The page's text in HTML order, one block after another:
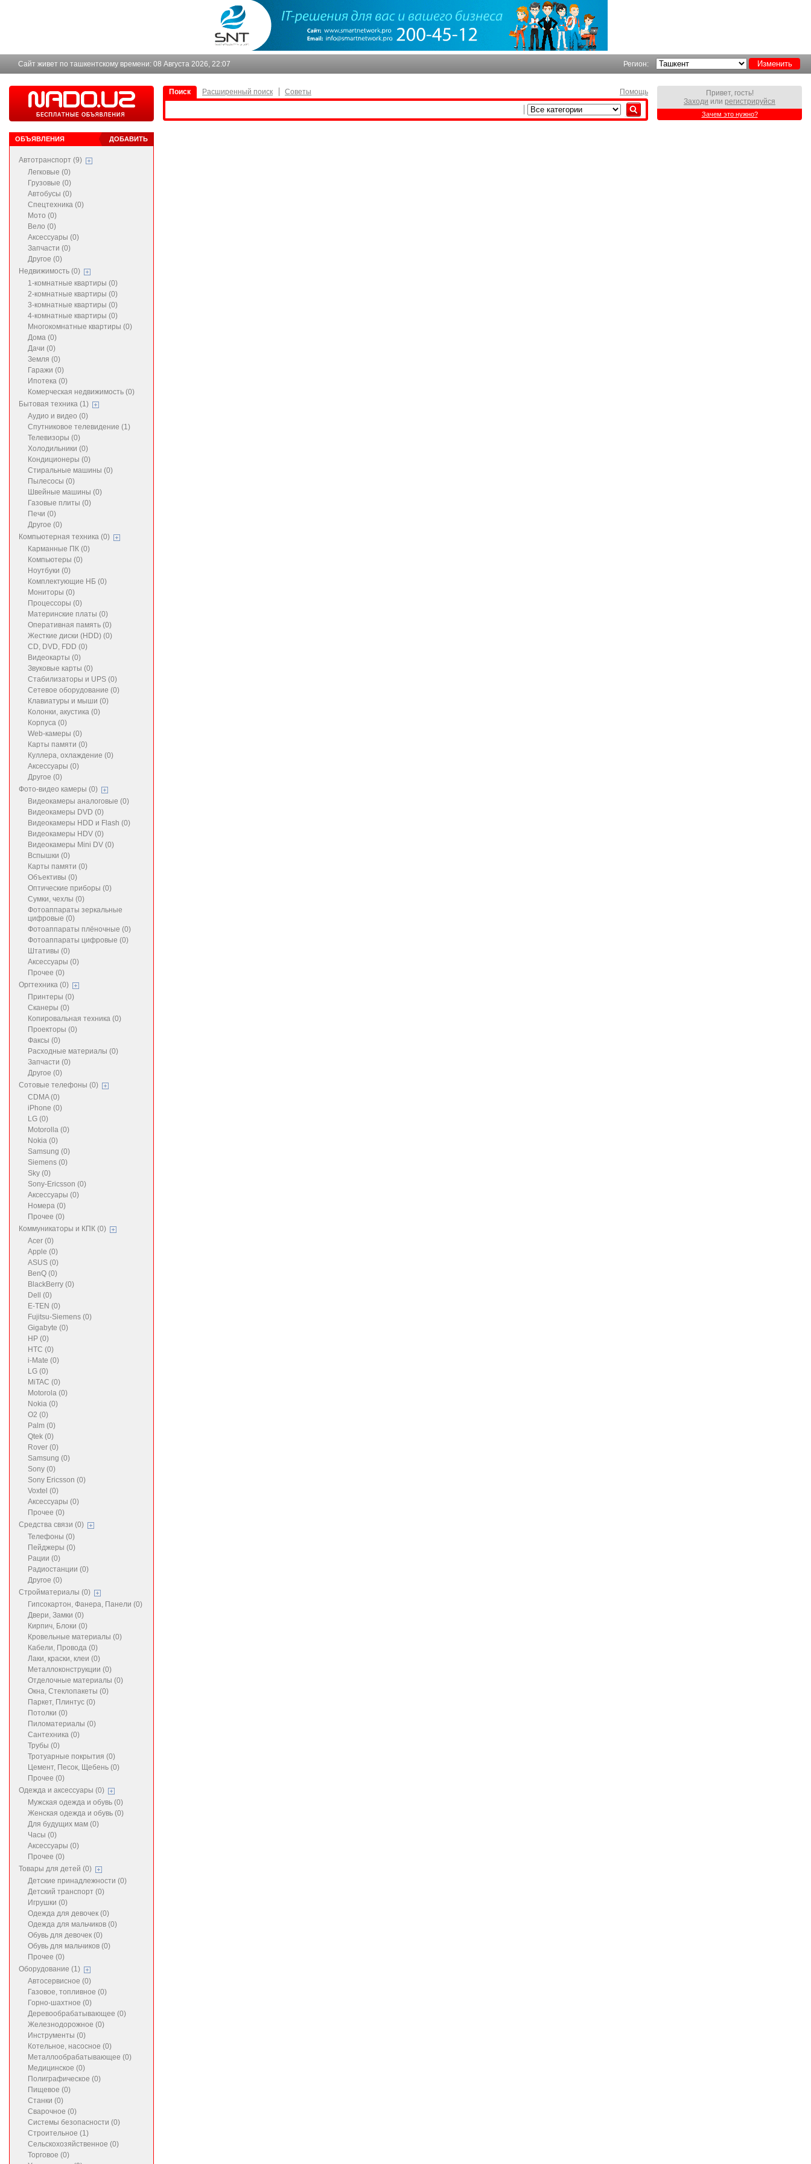
Сайт живет по ташкентскому времени: 08 Августа 2026, 22:07 Регион:
ДОБАВИТЬ
ОБЪЯВЛЕНИЯ
Автотранспорт (9)
Легковые (0)
Грузовые (0)
Автобусы (0)
Спецтехника (0)
Мото (0)
Вело (0)
Аксессуары (0)
Запчасти (0)
Другое (0)
Недвижимость (0)
1-комнатные квартиры (0)
2-комнатные квартиры (0)
3-комнатные квартиры (0)
4-комнатные квартиры (0)
Многокомнатные квартиры (0)
Дома (0)
Дачи (0)
Земля (0)
Гаражи (0)
Ипотека (0)
Комерческая недвижимость (0)
Бытовая техника (1)
Аудио и видео (0)
Спутниковое телевидение (1)
Телевизоры (0)
Холодильники (0)
Кондиционеры (0)
Стиральные машины (0)
Пылесосы (0)
Швейные машины (0)
Газовые плиты (0)
Печи (0)
Другое (0)
Компьютерная техника (0)
Карманные ПК (0)
Компьютеры (0)
Ноутбуки (0)
Комплектующие НБ (0)
Мониторы (0)
Процессоры (0)
Материнские платы (0)
Оперативная память (0)
Жесткие диски (HDD) (0)
CD, DVD, FDD (0)
Видеокарты (0)
Звуковые карты (0)
Стабилизаторы и UPS (0)
Сетевое оборудование (0)
Клавиатуры и мыши (0)
Колонки, акустика (0)
Корпуса (0)
Web-камеры (0)
Карты памяти (0)
Куллера, охлаждение (0)
Аксессуары (0)
Другое (0)
Фото-видео камеры (0)
Видеокамеры аналоговые (0)
Видеокамеры DVD (0)
Видеокамеры HDD и Flash (0)
Видеокамеры HDV (0)
Видеокамеры Mini DV (0)
Вспышки (0)
Карты памяти (0)
Объективы (0)
Оптические приборы (0)
Сумки, чехлы (0)
Фотоаппараты зеркальные
цифровые (0)
Фотоаппараты плёночные (0)
Фотоаппараты цифровые (0)
Штативы (0)
Аксессуары (0)
Прочее (0)
Оргтехника (0)
Принтеры (0)
Сканеры (0)
Копировальная техника (0)
Проекторы (0)
Факсы (0)
Расходные материалы (0)
Запчасти (0)
Другое (0)
Сотовые телефоны (0)
CDMA (0)
iPhone (0)
LG (0)
Motorolla (0)
Nokia (0)
Samsung (0)
Siemens (0)
Sky (0)
Sony-Ericsson (0)
Аксессуары (0)
Номера (0)
Прочее (0)
Коммуникаторы и КПК (0)
Acer (0)
Apple (0)
ASUS (0)
BenQ (0)
BlackBerry (0)
Dell (0)
E-TEN (0)
Fujitsu-Siemens (0)
Gigabyte (0)
HP (0)
HTC (0)
i-Mate (0)
LG (0)
MiTAC (0)
Motorola (0)
Nokia (0)
O2 (0)
Palm (0)
Qtek (0)
Rover (0)
Samsung (0)
Sony (0)
Sony Ericsson (0)
Voxtel (0)
Аксессуары (0)
Прочее (0)
Средства связи (0)
Телефоны (0)
Пейджеры (0)
Рации (0)
Радиостанции (0)
Другое (0)
Стройматериалы (0)
Гипсокартон, Фанера, Панели (0)
Двери, Замки (0)
Кирпич, Блоки (0)
Кровельные материалы (0)
Кабели, Провода (0)
Лаки, краски, клеи (0)
Металлоконструкции (0)
Отделочные материалы (0)
Окна, Стеклопакеты (0)
Паркет, Плинтус (0)
Потолки (0)
Пиломатериалы (0)
Сантехника (0)
Трубы (0)
Тротуарные покрытия (0)
Цемент, Песок, Щебень (0)
Прочее (0)
Одежда и аксессуары (0)
Мужская одежда и обувь (0)
Женская одежда и обувь (0)
Для будущих мам (0)
Часы (0)
Аксессуары (0)
Прочее (0)
Товары для детей (0)
Детские принадлежности (0)
Детский транспорт (0)
Игрушки (0)
Одежда для девочек (0)
Одежда для мальчиков (0)
Обувь для девочек (0)
Обувь для мальчиков (0)
Прочее (0)
Оборудование (1)
Автосервисное (0)
Газовое, топливное (0)
Горно-шахтное (0)
Деревообрабатывающее (0)
Железнодорожное (0)
Инструменты (0)
Котельное, насосное (0)
Металлообрабатывающее (0)
Медицинское (0)
Полиграфическое (0)
Пищевое (0)
Станки (0)
Сварочное (0)
Системы безопасности (0)
Строительное (1)
Сельскохозяйственное (0)
Торговое (0)
Привет, гость!
Заходи или регистрируйся
Зачем это нужно?
Поиск Расширенный поиск Советы Помощь